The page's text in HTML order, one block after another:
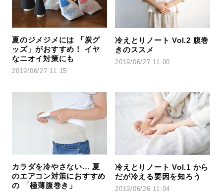
夏のジメジメには 「炭グ
ッズ」がおすすめ！ イヤ
なニオイ対策にも
2019/06/27 11:15
冷えとりノート Vol.2 腹巻
きのススメ
2019/06/27 11:00
カラダを冷やさない… 夏
のエアコン対策におすすめ
の 「極薄腹巻き」
冷えとりノート Vol.1 から
だが冷える要因を知ろう
2019/06/26 11:04